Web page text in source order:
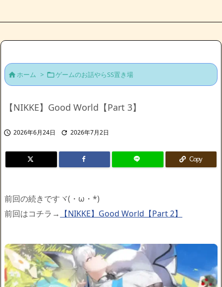
ホーム > ゲームのお話やらSS置き場
【NIKKE】Good World【Part 3】
 2026年6月24日  2026年7月2日
Copy
前回の続きですヾ(・ω・*)
前回はコチラ→ 【NIKKE】Good World【Part 2】